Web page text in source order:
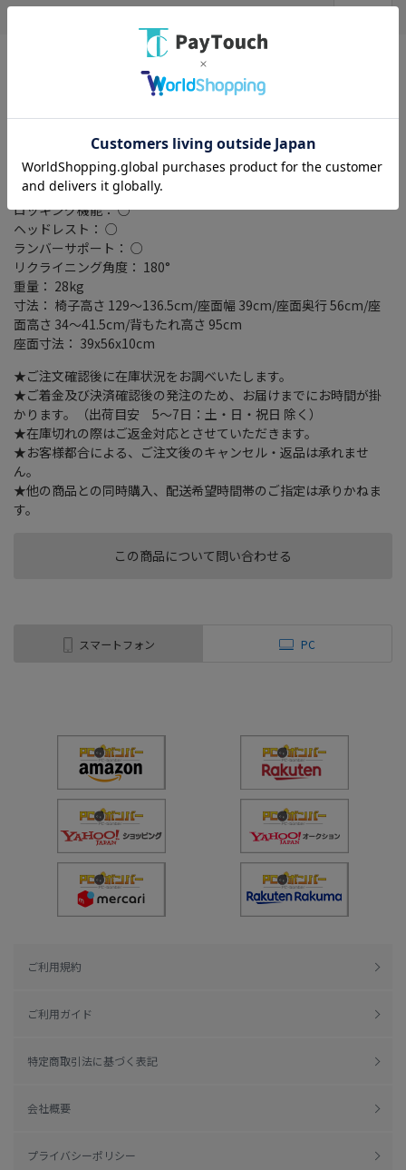
この商品について問い合わせる
タイプ： アームレスト付
ゲーミングチェア： ○
テイスト： シンプル/モダン
主要素材： 張地 PUレザー/クッション材 モールドウレタンフォー
ム/キャスター PU(ポリウレタン)
高さ調節機能： 34～41.5cm
耐荷重： 150kg
カラータイプ： パープル
ロッキング機能： ○
ヘッドレスト： ○
ランバーサポート： ○
リクライニング角度： 180°
重量： 28kg
寸法： 椅子高さ 129～136.5cm/座面幅 39cm/座面奥行 56cm/座
面高さ 34～41.5cm/背もたれ高さ 95cm
座面寸法： 39x56x10cm
★ご注文確認後に在庫状況をお調べいたします。
★ご着金及び決済確認後の発注のため、お届けまでにお時間が掛
かります。（出荷目安 5～7日：土・日・祝日 除く）
★在庫切れの際はご返金対応とさせていただきます。
★お客様都合による、ご注文後のキャンセル・返品は承れませ
ん。
★他の商品との同時購入、配送希望時間帯のご指定は承りかねま
す。
スマートフォン PC
ご利用規約
ご利用ガイド
特定商取引法に基づく表記
会社概要
プライバシーポリシー